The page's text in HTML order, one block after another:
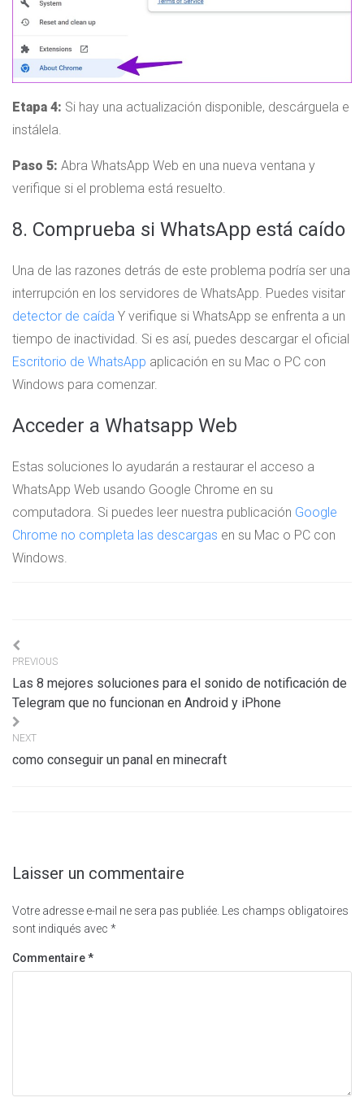
Etapa 4: Si hay una actualización disponible, descárguela e
instálela.
Paso 5: Abra WhatsApp Web en una nueva ventana y
verifique si el problema está resuelto.
8. Comprueba si WhatsApp está caído
Una de las razones detrás de este problema podría ser una
interrupción en los servidores de WhatsApp. Puedes visitar
detector de caída Y verifique si WhatsApp se enfrenta a un
tiempo de inactividad. Si es así, puedes descargar el oficial
Escritorio de WhatsApp aplicación en su Mac o PC con
Windows para comenzar.
Acceder a Whatsapp Web
Estas soluciones lo ayudarán a restaurar el acceso a
WhatsApp Web usando Google Chrome en su
computadora. Si puedes leer nuestra publicación Google
Chrome no completa las descargas en su Mac o PC con
Windows.
Navigation
de
l’article
PREVIOUS
Las 8 mejores soluciones para el sonido de notificación de
Telegram que no funcionan en Android y iPhone
NEXT
como conseguir un panal en minecraft
Laisser un commentaire
Votre adresse e-mail ne sera pas publiée. Les champs obligatoires
sont indiqués avec *
Commentaire*